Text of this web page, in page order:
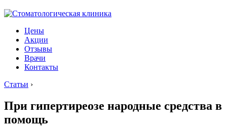
Цены
Акции
Отзывы
Врачи
Контакты
Статьи ›
При гипертиреозе народные средства в
помощь